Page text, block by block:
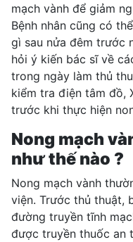
mạch vành để giảm
Bệnh nhân cũng có
gì sau nửa đêm trước
hỏi ý kiến bác sĩ về
trong ngày làm thủ
kiểm tra điện tâm đồ,
trước khi thực hiện
Nong mạch
như thế nào ?
Nong mạch vành
viện. Trước thủ thuật,
đường truyền tĩnh
được truyền thuốc an